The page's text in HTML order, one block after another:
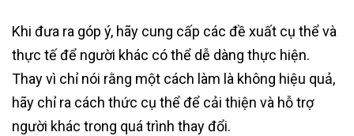
Khi đưa ra góp ý, hãy cung cấp các đề xuất cụ thể và
thực tế để người khác có thể dễ dàng thực hiện.
Thay vì chỉ nói rằng một cách làm là không hiệu quả,
hãy chỉ ra cách thức cụ thể để cải thiện và hỗ trợ
người khác trong quá trình thay đổi.